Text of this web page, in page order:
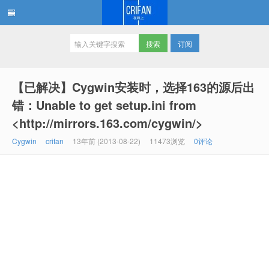
订阅
【已解决】Cygwin安装时，选择163的源后出
错：Unable to get setup.ini from
<http://mirrors.163.com/cygwin/>
Cygwin crifan 13年前 (2013-08-22) 11473浏览 0评论